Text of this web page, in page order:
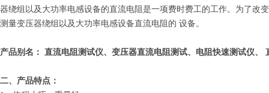
器绕组以及大功率电感设备的直流电阻是一项费时费工的工作。为了改
测量变压器绕组以及大功率电感设备直流电阻的 设备。
产品别名： 直流电阻测试仪、变压器直流电阻测试、电阻快速测试仪、
二、产品特点：